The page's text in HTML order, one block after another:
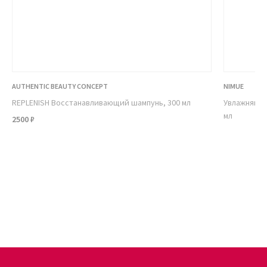
AUTHENTIC BEAUTY CONCEPT
REPLENISH Восстанавливающий шампунь, 300 мл
2500 ₽
NIMUE
мл